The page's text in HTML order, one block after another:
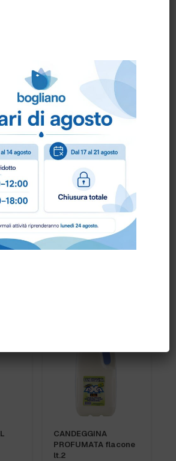
CANDEGGINA
CONCENTRATA 12%
flacone 2,5lt.
CANDEGGINA
PROFUMATA flacone
lt.2